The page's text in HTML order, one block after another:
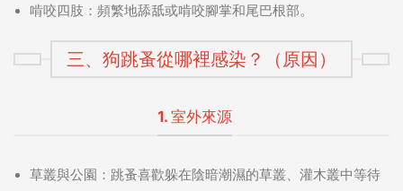
啃咬四肢：頻繁地舔舐或啃咬腳掌和尾巴根部。
三、狗跳蚤從哪裡感染？（原因）
1. 室外來源
草叢與公園： 跳蚤喜歡躲在陰暗潮濕的草叢、灌木叢中等待